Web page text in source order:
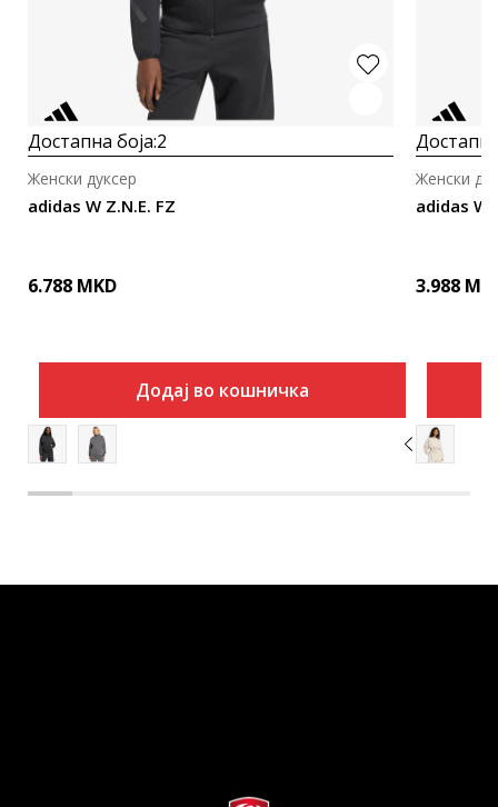
Достапна боја:2
adidas W Z.N.E. FZ
Женски дуксер
6.788 MKD
Додај во кошничка
adidas W
Женски
3.988